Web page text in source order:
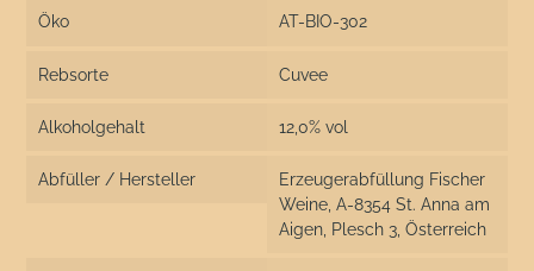
Öko AT-BIO-302
Rebsorte Cuvee
Alkoholgehalt 12,0% vol
Abfüller / Hersteller
Erzeugerabfüllung Fischer
Weine, A-8354 St. Anna am
Aigen, Plesch 3, Österreich